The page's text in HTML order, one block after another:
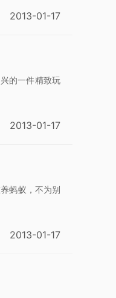
2013-01-17
的一件精致玩
2013-01-17
蚂蚁，不为别
2013-01-17